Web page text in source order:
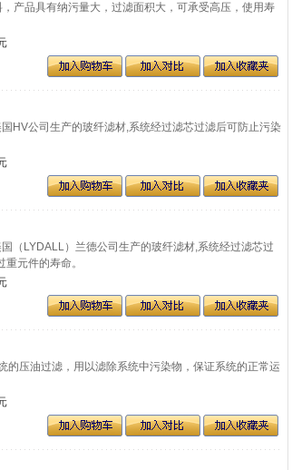
产品具有纳污量大，过滤面积大，可承受高压，使用寿
HV公司生产的玻纤滤材,系统经过滤芯过滤后可防止污染
（LYDALL）兰德公司生产的玻纤滤材,系统经过滤芯过
元件的寿命。
压油过滤，用以滤除系统中污染物，保证系统的正常运